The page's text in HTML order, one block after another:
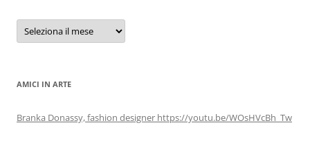
Archivi
AMICI IN ARTE
Branka Donassy, fashion designer https://youtu.be/WOsHVcBh_Tw